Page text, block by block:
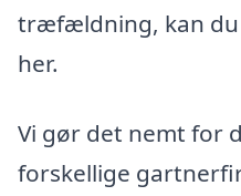
træfældning, kan
her.
Vi gør det nemt for
forskellige